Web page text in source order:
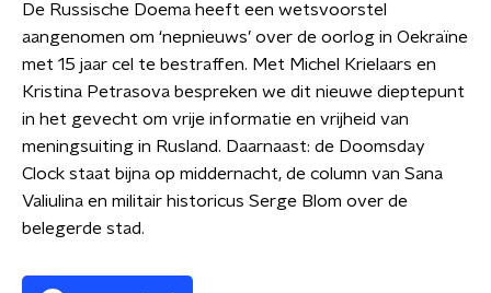
De Russische Doema heeft een wetsvoorstel
aangenomen om ‘nepnieuws’ over de oorlog in Oekraïne
met 15 jaar cel te bestraffen. Met Michel Krielaars en
Kristina Petrasova bespreken we dit nieuwe dieptepunt
in het gevecht om vrije informatie en vrijheid van
meningsuiting in Rusland. Daarnaast: de Doomsday
Clock staat bijna op middernacht, de column van Sana
Valiulina en militair historicus Serge Blom over de
belegerde stad.